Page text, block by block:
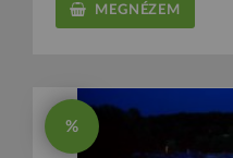
MEGNÉZEM
%